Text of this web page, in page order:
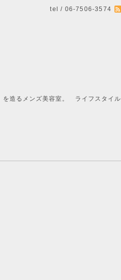
tel / 06-7506-3574
イフスタイル